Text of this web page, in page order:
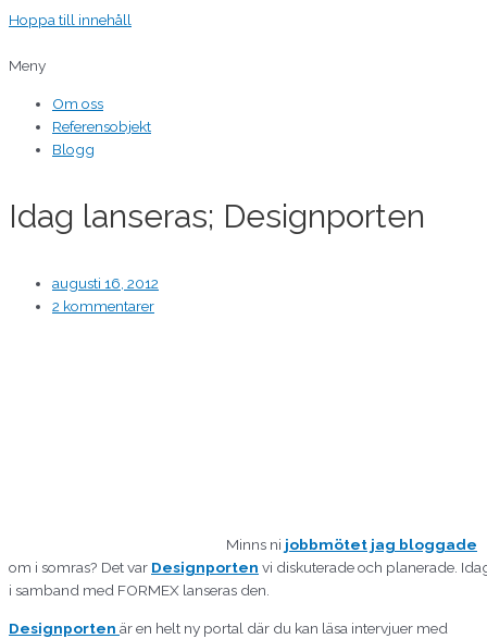
Hoppa till innehåll
Meny
Om oss
Referensobjekt
Blogg
Idag lanseras; Designporten
augusti 16, 2012
2 kommentarer
Minns ni jobbmötet jag bloggade
om i somras? Det var Designporten vi diskuterade och planerade.
i samband med FORMEX lanseras den.
Designporten är en helt ny portal där du kan läsa intervjuer med